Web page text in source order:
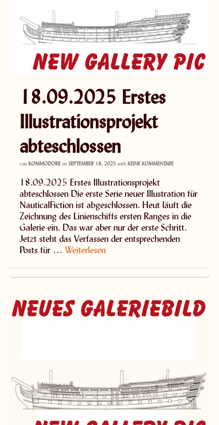
18.09.2025 Erstes
Illustrationsprojekt
abteschlossen
von KOMMODORE on SEPTEMBER 18, 2025 with KEINE KOMMENTARE
18.09.2025 Erstes Illustrationsprojekt
abteschlossen Die erste Serie neuer Illustration für
NauticalFiction ist abgeschlossen. Heut läuft die
Zeichnung des Linienschiffs ersten Ranges in die
Galerie ein. Das war aber nur der erste Schritt.
Jetzt steht das Verfassen der entsprechenden
Posts für … Weiterlesen